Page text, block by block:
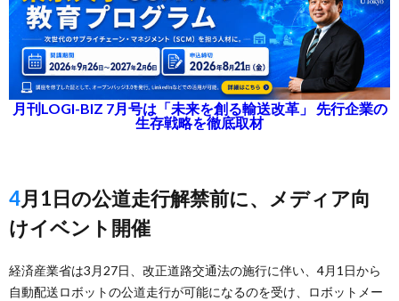
月刊LOGI-BIZ 7月号は「未来を創る輸送改革」 先行企業の
生存戦略を徹底取材
4月1日の公道走行解禁前に、メディア向
けイベント開催
経済産業省は3月27日、改正道路交通法の施行に伴い、4月1日から
自動配送ロボットの公道走行が可能になるのを受け、ロボットメー